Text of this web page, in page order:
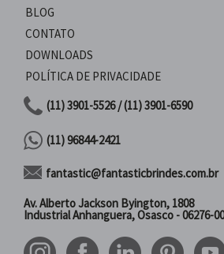
BLOG
CONTATO
DOWNLOADS
POLÍTICA DE PRIVACIDADE
(11) 3901-5526 / (11) 3901-6590
(11) 96844-2421
fantastic@fantasticbrindes.com.br
Av. Alberto Jackson Byington, 1808
Industrial Anhanguera, Osasco - 06276-